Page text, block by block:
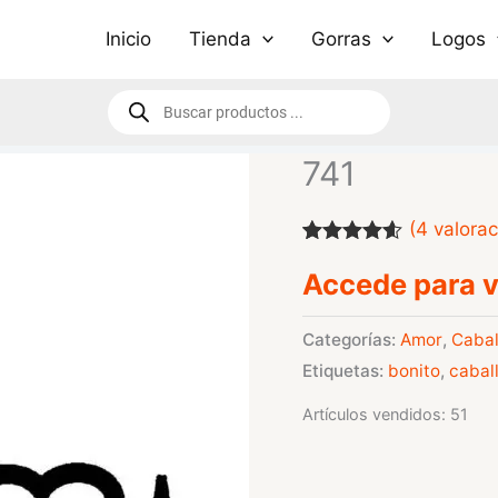
Inicio Tienda Gorras Logos
Búsqueda
de
741
con4.50 de
5 en base
a
valoraciones
de
clientes
(4
Accede para
Categorías: Amor,
Etiquetas: bonito,
Artículos vendidos: 51